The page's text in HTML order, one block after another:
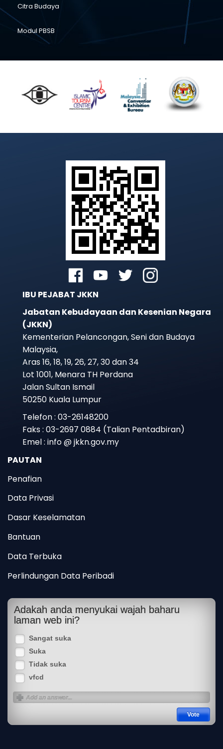
Citra Budaya
Modul PBSB
IBU PEJABAT JKKN
Jabatan Kebudayaan dan Kesenian Negara
(JKKN)
Kementerian Pelancongan, Seni dan Budaya
Malaysia,
Aras 16, 18, 19, 26, 27, 30 dan 34
Lot 1001, Menara TH Perdana
Jalan Sultan Ismail
50250 Kuala Lumpur
Telefon : 03-26148200
Faks : 03-2697 0884 (Talian Pentadbiran)
Emel : info @ jkkn.gov.my
PAUTAN
Penafian
Data Privasi
Dasar Keselamatan
Bantuan
Data Terbuka
Perlindungan Data Peribadi
Adakah anda menyukai wajah baharu
laman web ini?
Sangat suka
Suka
Tidak suka
vfcd